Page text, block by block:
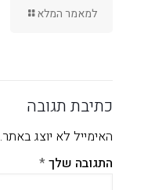
למאמר המלא
כתיבת תגובה
האימייל לא יוצג באתר.
התגובה שלך *